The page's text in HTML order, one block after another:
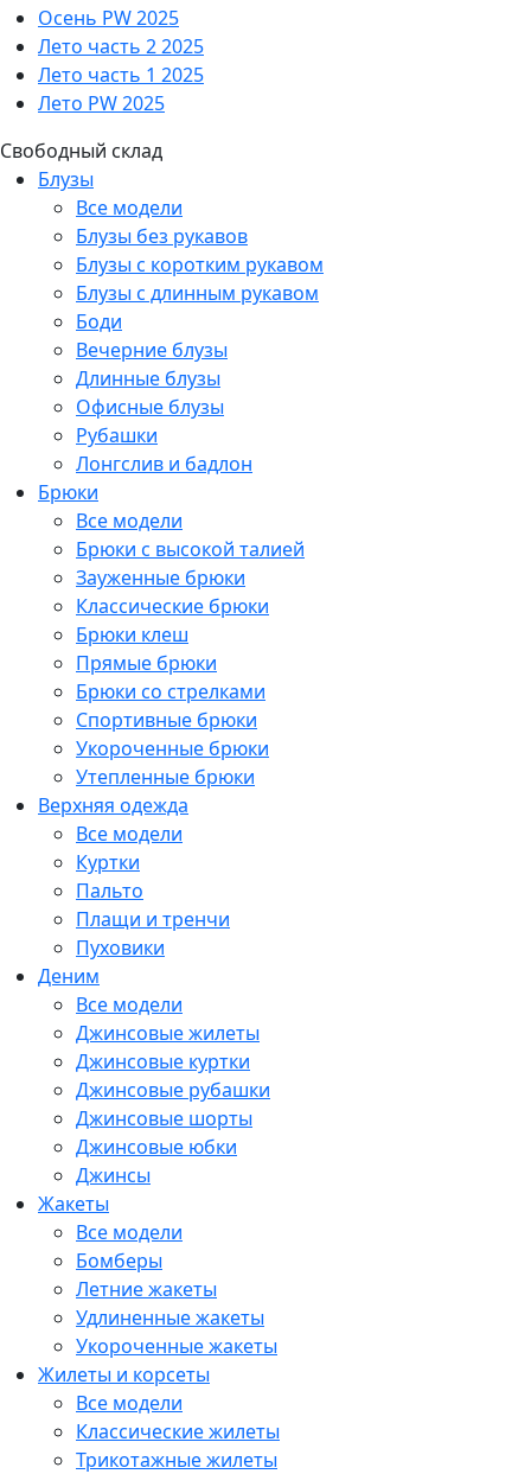
Осень PW 2025
Лето часть 2 2025
Лето часть 1 2025
Лето PW 2025
Свободный склад
Блузы
Все модели
Блузы без рукавов
Блузы с коротким рукавом
Блузы с длинным рукавом
Боди
Вечерние блузы
Длинные блузы
Офисные блузы
Рубашки
Лонгслив и бадлон
Брюки
Все модели
Брюки с высокой талией
Зауженные брюки
Классические брюки
Брюки клеш
Прямые брюки
Брюки со стрелками
Спортивные брюки
Укороченные брюки
Утепленные брюки
Верхняя одежда
Все модели
Куртки
Пальто
Плащи и тренчи
Пуховики
Деним
Все модели
Джинсовые жилеты
Джинсовые куртки
Джинсовые рубашки
Джинсовые шорты
Джинсовые юбки
Джинсы
Жакеты
Все модели
Бомберы
Летние жакеты
Удлиненные жакеты
Укороченные жакеты
Жилеты и корсеты
Все модели
Классические жилеты
Трикотажные жилеты